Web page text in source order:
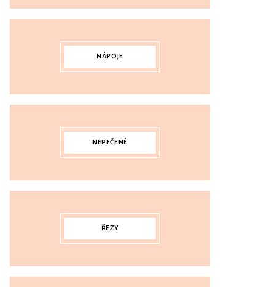
NÁPOJE
NEPEČENÉ
ŘEZY